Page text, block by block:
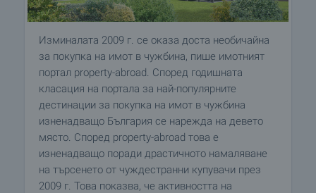
Изминалата 2009 г. се оказа доста необичайна
за покупка на имот в чужбина, пише имотният
портал property-abroad. Според годишната
класация на портала за най-популярните
дестинации за покупка на имот в чужбина
изненадващо България се нарежда на девето
място. Според property-abroad това е
изненадващо поради драстичното намаляване
на търсенето от чуждестранни купувачи през
2009 г. Това показва, че активността на